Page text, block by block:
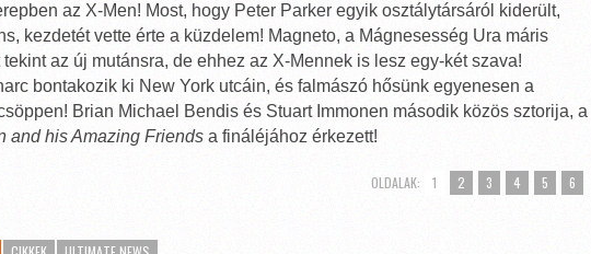
az X-Men! Most, hogy Peter Parker egyik osztálytársáról kiderült,
kezdetét vette érte a küzdelem! Magneto, a Mágnesesség Ura máris
az új mutánsra, de ehhez az X-Mennek is lesz egy-két szava!
bontakozik ki New York utcáin, és falmászó hősünk egyenesen a
Brian Michael Bendis és Stuart Immonen második közös sztorija, a
and his Amazing Friendsa fináléjához érkezett!
OLDALAK: 1 2 3 4 5 6